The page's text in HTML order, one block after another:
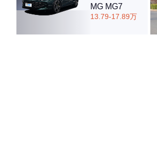
MG MG7
13.79-17.89万